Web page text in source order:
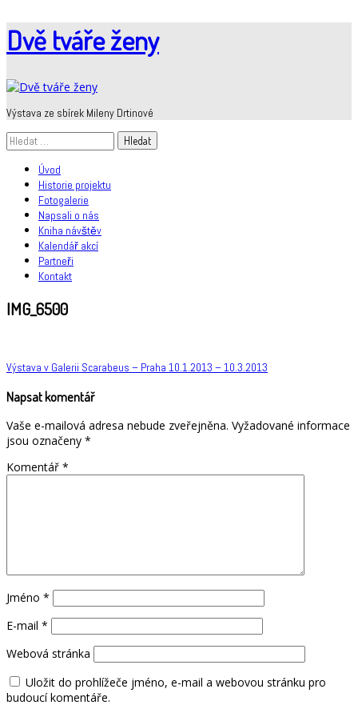
Skip
to
Dvě tváře ženy
Výstava ze sbírek Mileny Drtinové
Vyhledávání
Úvod
Historie projektu
Fotogalerie
Napsali o nás
Kniha návštěv
Kalendář akcí
Partneři
Kontakt
IMG_6500
Navigace
pro
Výstava v Galerii Scarabeus – Praha 10.1.2013 – 10.3.2013
Napsat komentář
Vaše e-mailová adresa nebude zveřejněna. Vyžadované informace
jsou označeny *
Komentář *
Jméno *
E-mail *
Webová stránka
Uložit do prohlížeče jméno, e-mail a webovou stránku pro
budoucí komentáře.